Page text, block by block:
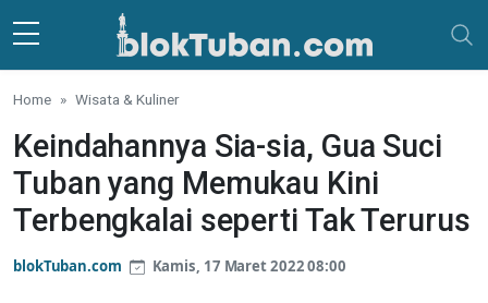
Skip to main content
Home Wisata & Kuliner
Keindahannya Sia-sia, Gua Suci
Tuban yang Memukau Kini
Terbengkalai seperti Tak Terurus
blokTuban.com Kamis, 17 Maret 2022 08:00